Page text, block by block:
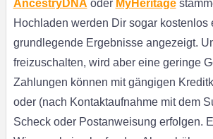
AncestryDNA oder MyHeritage
Hochladen werden Dir sogar kostenlos
grundlegende Ergebnisse angezeigt.
freizuschalten, wird aber eine geringe
Zahlungen können mit gängigen
oder (nach Kontaktaufnahme mit dem
Scheck oder Postanweisung erfolgen.